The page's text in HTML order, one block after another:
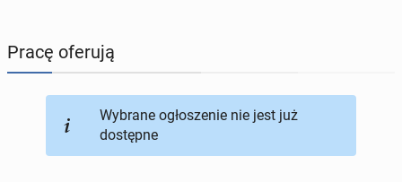
Pracę oferują
Wybrane ogłoszenie nie jest już
dostępne